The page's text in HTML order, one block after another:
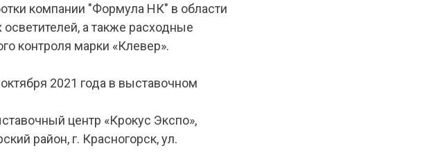
компании "Формула НК" в области
а также расходные
контроля марки «Клевер».
2021 года в выставочном
центр «Крокус Экспо»,
район, г. Красногорск, ул.